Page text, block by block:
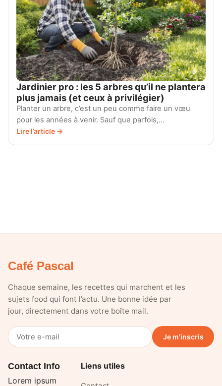
Jardinier pro : les 5 arbres qu’il ne plantera
plus jamais (et ceux à privilégier)
Planter un arbre, c’est un peu comme faire un vœu
pour les années à venir. Sauf que parfois,…
Lire l’article →
Café Pascal
Chaque semaine, les recettes qui marchent et les
sujets food qui font l’actu. Une bonne idée par
jour, directement dans votre boîte mail.
Votre
e-
Je m’inscris
Contact Info
Lorem ipsum
Liens utiles